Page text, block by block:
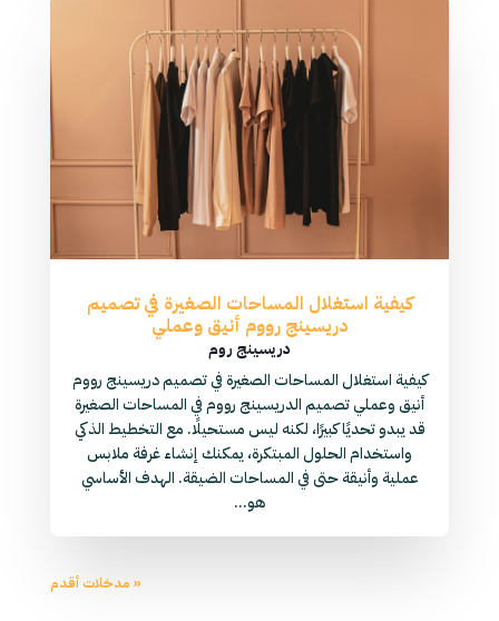
كيفية استغلال المساحات الصغيرة في تصميم
دريسينج رووم أنيق وعملي
دريسينج روم
كيفية استغلال المساحات الصغيرة في تصميم دريسينج رووم
أنيق وعملي تصميم الدريسينج رووم في المساحات الصغيرة
قد يبدو تحديًا كبيرًا، لكنه ليس مستحيلًا. مع التخطيط الذكي
واستخدام الحلول المبتكرة، يمكنك إنشاء غرفة ملابس
عملية وأنيقة حتى في المساحات الضيقة. الهدف الأساسي
هو...
« مدخلات أقدم